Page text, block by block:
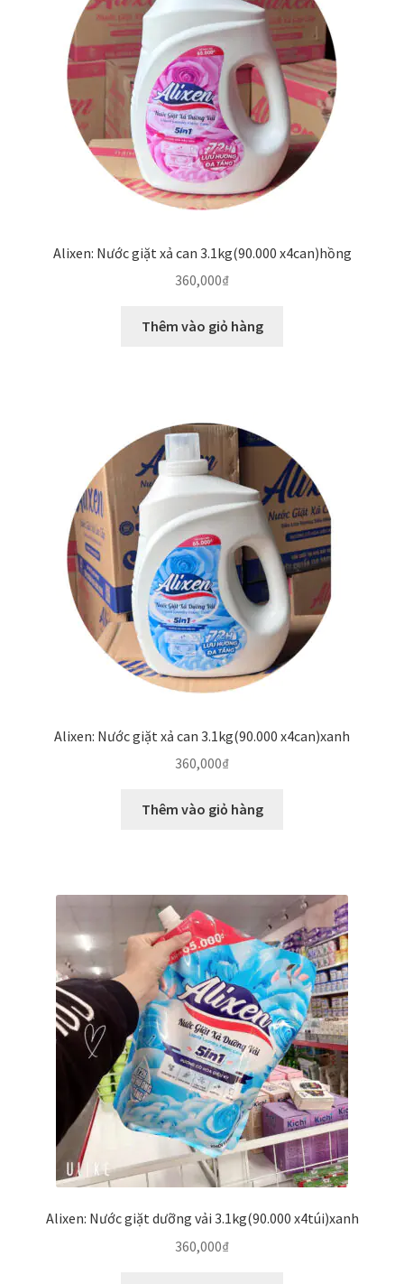
Alixen: Nước giặt xả can 3.1kg(90.000 x4can)hồng
360,000₫
Thêm vào giỏ hàng
Alixen: Nước giặt xả can 3.1kg(90.000 x4can)xanh
360,000₫
Thêm vào giỏ hàng
Alixen: Nước giặt dưỡng vải 3.1kg(90.000 x4túi)xanh
360,000₫